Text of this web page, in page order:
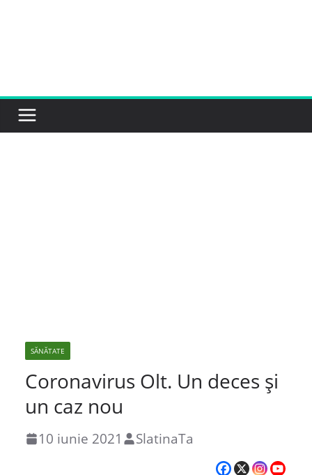
SĂNĂTATE
Coronavirus Olt. Un deces și
un caz nou
10 iunie 2021 SlatinaTa